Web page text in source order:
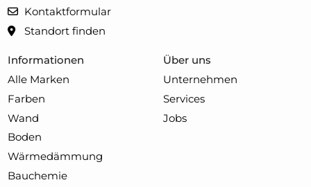
Informationen
Alle Marken
Farben
Wand
Boden
Wärmedämmung
Bauchemie
Über uns
Unternehmen
Services
Jobs
Kontaktformular
Standort finden